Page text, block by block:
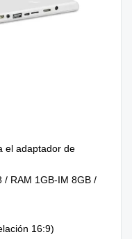
el adaptador de
/ RAM 1GB-IM 8GB /
16:9)